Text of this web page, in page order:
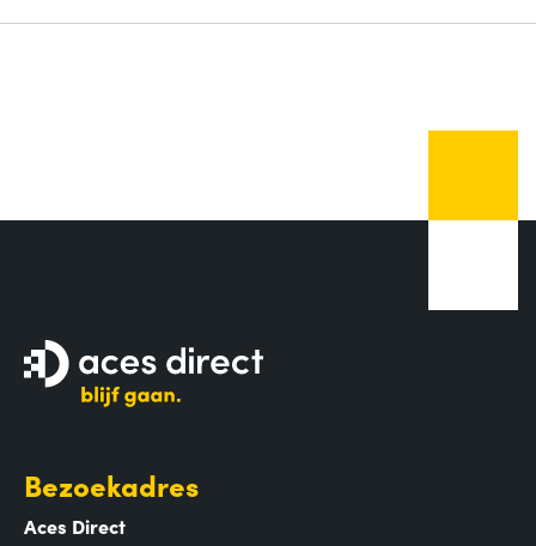
Bezoekadres
Aces Direct